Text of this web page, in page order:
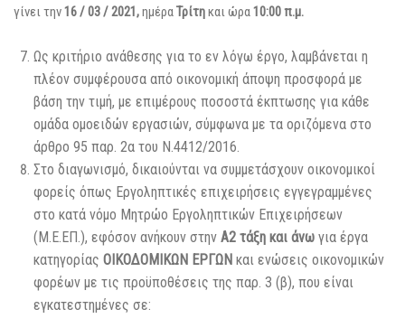
γίνει την16 / 03 / 2021,ημέραΤρίτηκαι ώρα10:00 π.μ.
Ως κριτήριο ανάθεσης για το εν λόγω έργο, λαμβάνεται η
πλέον συμφέρουσα από οικονομική άποψη προσφορά με
βάση την τιμή, με επιμέρους ποσοστά έκπτωσης για κάθε
ομάδα ομοειδών εργασιών, σύμφωνα με τα οριζόμενα στο
άρθρο 95 παρ. 2α του Ν.4412/2016.
Στο διαγωνισμό, δικαιούνται να συμμετάσχουν οικονομικοί
φορείς όπως Εργοληπτικές επιχειρήσεις εγγεγραμμένες
στο κατά νόμο Μητρώο Εργοληπτικών Επιχειρήσεων
(Μ.Ε.ΕΠ.), εφόσον ανήκουν στην Α2 τάξη και άνω για έργα
κατηγορίας ΟΙΚΟΔΟΜΙΚΩΝ ΕΡΓΩΝ και ενώσεις οικονομικών
φορέων με τις προϋποθέσεις της παρ. 3 (β), που είναι
εγκατεστημένες σε: